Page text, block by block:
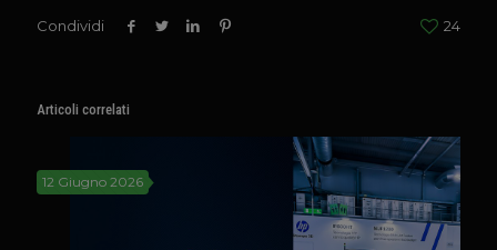
Condividi 24
Articoli correlati
12 Giugno 2026